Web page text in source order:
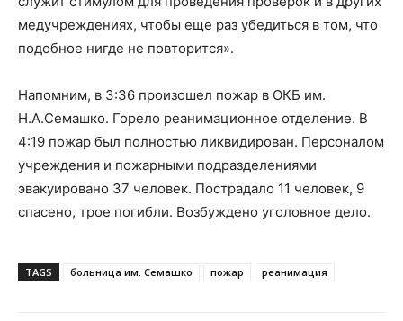
медучреждениях, чтобы еще раз убедиться в том, что
подобное нигде не повторится».
Напомним, в 3:36 произошел пожар в ОКБ им.
Н.А.Семашко. Горело реанимационное отделение. В
4:19 пожар был полностью ликвидирован. Персоналом
учреждения и пожарными подразделениями
эвакуировано 37 человек. Пострадало 11 человек, 9
спасено, трое погибли. Возбуждено уголовное дело.
TAGS больница им. Семашко пожар реанимация